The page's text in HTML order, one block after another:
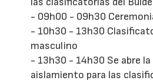
- 09h00 - 09h30
- 10h30 - 13h30
masculino
- 13h30 - 14h30 Se abre la
aislamiento para las